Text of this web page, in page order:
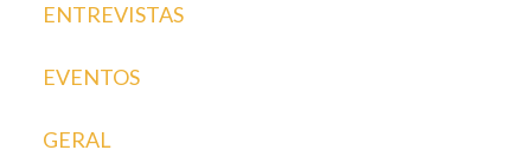
ENTREVISTAS
EVENTOS
GERAL